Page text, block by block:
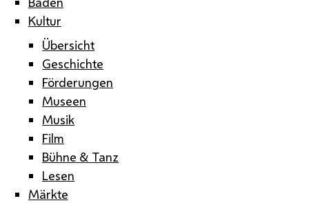
Kultur
Übersicht
Geschichte
Förderungen
Museen
Musik
Film
Bühne & Tanz
Lesen
Märkte